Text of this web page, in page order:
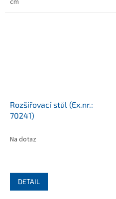
cm
Rozšiřovací stůl (Ex.nr.:
70241)
Na dotaz
DETAIL